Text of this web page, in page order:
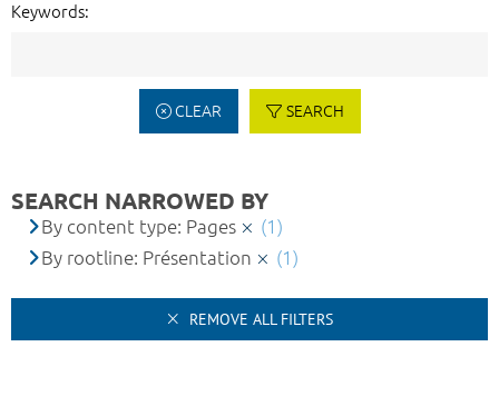
Keywords:
CLEAR SEARCH
SEARCH NARROWED BY
By content type: Pages
(1)
By rootline: Présentation
(1)
REMOVE ALL FILTERS